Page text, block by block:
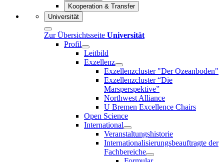
Kooperation & Transfer
Universität
Zur Übersichtsseite Universität
Profil
Leitbild
Exzellenz
Exzellenzcluster "Der Ozeanboden"
Exzellenzcluster “Die
Marsperspektive”
Northwest Alliance
U Bremen Excellence Chairs
Open Science
International
Veranstaltungshistorie
Internationalisierungsbeauftragte der
Fachbereiche